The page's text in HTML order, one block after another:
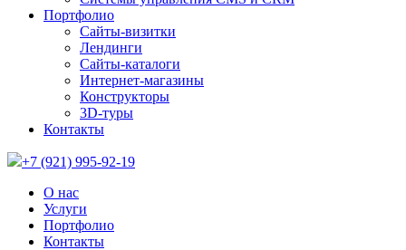
Портфолио
Сайты-визитки
Лендинги
Сайты-каталоги
Интернет-магазины
Конструкторы
3D-туры
Контакты
+7 (921) 995-92-19
О нас
Услуги
Портфолио
Контакты